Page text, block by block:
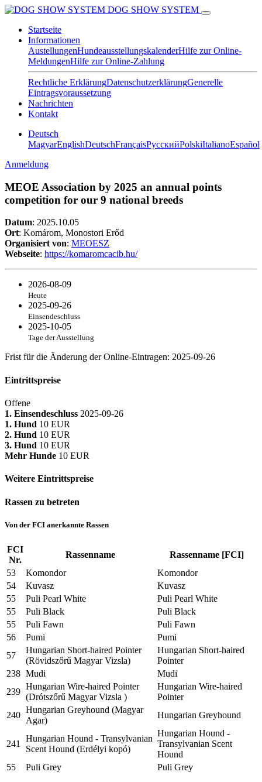
DOG SHOW SYSTEM
Startseite
Informationen
AustellungenHundeausstellungskalenderHilfe zur Online-
MeldungenHilfe zur Online-Zahlung
Rechtliche ErklärungDatenschutzerklärungGenerelle
Eintragsvoraussetzung
Nachrichten
Kontakt
Deutsch
MagyarEnglishDeutschFrançaisPусскийPolskiItalianoEspañol
Anmeldung
MEOE Association by 2025 an annual points
competition for our 9 national breeds
Datum: 2025.10.05
Ort: Komárom, Monostori Erőd
Organisiert von: MEOESZ
Webseite: https://komaromcacib.hu/
2026-08-09
Heute
2025-09-26
Einsendeschluss
2025-10-05
Tage der Ausstellung
Frist für die Änderung der Online-Eintragen: 2025-09-26
Eintrittspreise
Offene
1. Einsendeschluss 2025-09-26
1. Hund 10 EUR
2. Hund 10 EUR
3. Hund 10 EUR
Mehr Hunde 10 EUR
Weitere Eintrittspreise
Rassen zu betreten
Von der FCI anerkannte Rassen
FCI
Nr.
Rassenname
Rassenname [FCI]
53
Komondor
Komondor
54
Kuvasz
Kuvasz
55
Puli Pearl White
Puli Pearl White
55
Puli Black
Puli Black
55
Puli Fawn
Puli Fawn
56
Pumi
Pumi
57
Hungarian Short-haired Pointer
(Rövidszőrű Magyar Vizsla)
Hungarian Short-haired
Pointer
238 Mudi
Mudi
239
Hungarian Wire-haired Pointer
(Drótszőrű Magyar Vizsla )
Hungarian Wire-haired
Pointer
240
Hungarian Greyhound (Magyar
Agar)
Hungarian Greyhound
241
Hungarian Hound - Transylvanian
Scent Hound (Erdélyi kopó)
Hungarian Hound -
Transylvanian Scent
Hound
55
Puli Grey Puli Grey